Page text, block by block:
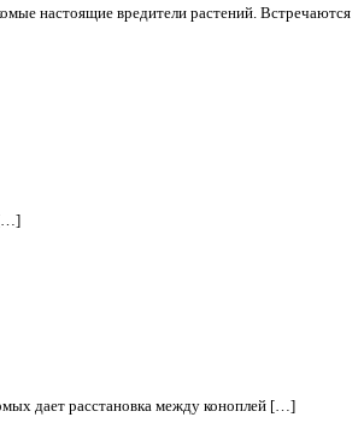
настоящие вредители растений. Встречаются
[…]
дает расстановка между коноплей […]